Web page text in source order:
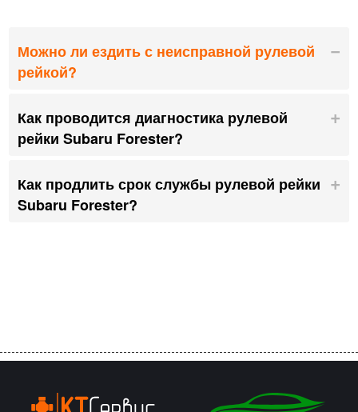
Можно ли ездить с неисправной рулевой
рейкой?
Как проводится диагностика рулевой
рейки Subaru Forester?
Как продлить срок службы рулевой рейки
Subaru Forester?